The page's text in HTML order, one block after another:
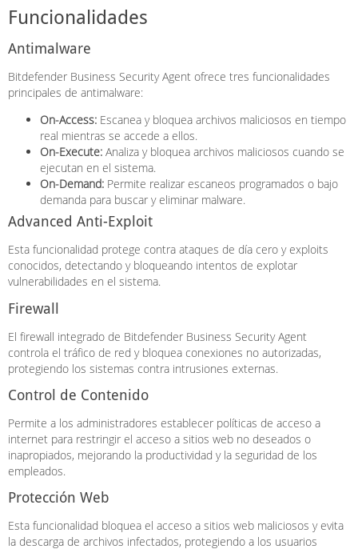
Funcionalidades
Antimalware
Bitdefender Business Security Agent ofrece tres funcionalidades
principales de antimalware:
On-Access: Escanea y bloquea archivos maliciosos en tiempo
real mientras se accede a ellos.
On-Execute: Analiza y bloquea archivos maliciosos cuando se
ejecutan en el sistema.
On-Demand: Permite realizar escaneos programados o bajo
demanda para buscar y eliminar malware.
Advanced Anti-Exploit
Esta funcionalidad protege contra ataques de día cero y exploits
conocidos, detectando y bloqueando intentos de explotar
vulnerabilidades en el sistema.
Firewall
El firewall integrado de Bitdefender Business Security Agent
controla el tráfico de red y bloquea conexiones no autorizadas,
protegiendo los sistemas contra intrusiones externas.
Control de Contenido
Permite a los administradores establecer políticas de acceso a
internet para restringir el acceso a sitios web no deseados o
inapropiados, mejorando la productividad y la seguridad de los
empleados.
Protección Web
Esta funcionalidad bloquea el acceso a sitios web maliciosos y evita
la descarga de archivos infectados, protegiendo a los usuarios